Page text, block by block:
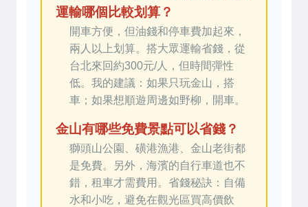
運輸哪個比較划算？
開車方便，但油錢和停車費加起來，
兩人以上划算。搭大眾運輸省錢，從
台北來回約300元/人，但時間彈性
低。我的建議：如果只玩金山，搭
車；如果想順遊周邊如野柳，開車。
金山有哪些免費景點可以省錢？
獅頭山公園、磺港漁港、金山老街都
是免費。另外，海濱的自行車道也不
錯，租車才需費用。省錢秘訣：自備
水和小吃，避免在觀光區買高價飲